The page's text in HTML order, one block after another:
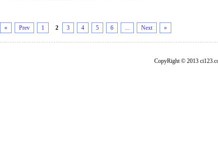
« Prev 1 2 3 4 5 6 ... Next »
CopyRight © 2013